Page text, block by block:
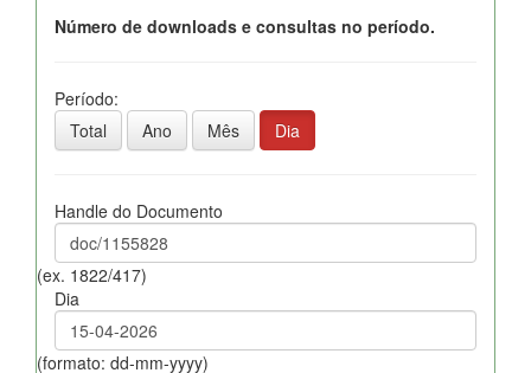
Número de downloads e consultas no período.
Período:
Total
Ano Mês Dia
Handle do Documento
(ex. 1822/417)
Dia
(formato: dd-mm-yyyy)